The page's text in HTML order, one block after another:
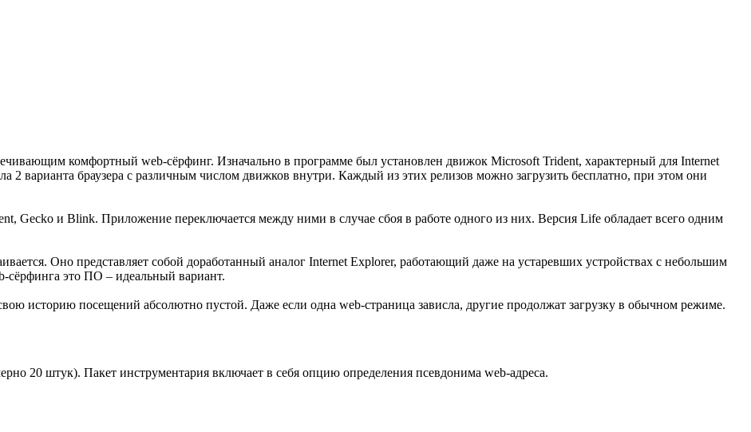
комфортный web-сёрфинг. Изначально в программе был установлен движок Microsoft Trident, характерный для Internet
2 варианта браузера с различным числом движков внутри. Каждый из этих релизов можно загрузить бесплатно, при этом они
Gecko и Blink. Приложение переключается между ними в случае сбоя в работе одного из них. Версия Life обладает всего одним
Оно представляет собой доработанный аналог Internet Explorer, работающий даже на устаревших устройствах с небольшим
сёрфинга это ПО – идеальный вариант.
историю посещений абсолютно пустой. Даже если одна web-страница зависла, другие продолжат загрузку в обычном режиме.
20 штук). Пакет инструментария включает в себя опцию определения псевдонима web-адреса.